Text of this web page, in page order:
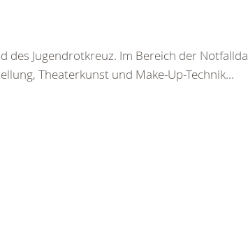
des Jugendrotkreuz. Im Bereich der
Theaterkunst und Make-Up-Technik...